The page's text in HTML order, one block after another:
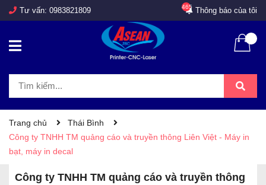
Tư vấn: 0983821809 Thông báo của tôi
465
Trang chủ
Thái Bình
Công ty TNHH TM quảng cáo và truyền thông Liên Việt - Máy in
bạt, máy in decal
Công ty TNHH TM quảng cáo và truyền thông